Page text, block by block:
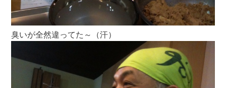
臭いが全然違ってた～（汗）